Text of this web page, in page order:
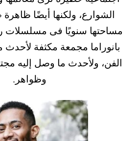
الشوارع، ولكنها أيضًا ظاهرة
مساحتها سنويًا فى مسلسلات
بانوراما مجمعة مكثفة لأحدث
الفن، ولأحدث ما وصل إليه
وظواهر.